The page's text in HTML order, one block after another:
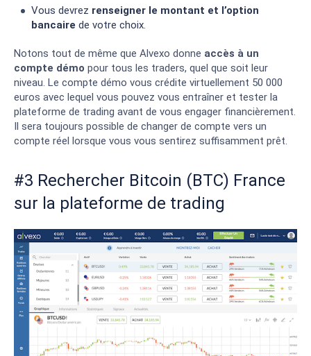
Vous devrez renseigner le montant et l’option
bancaire de votre choix.
Notons tout de même que Alvexo donne accès à un
compte démo pour tous les traders, quel que soit leur
niveau. Le compte démo vous crédite virtuellement 50 000
euros avec lequel vous pouvez vous entraîner et tester la
plateforme de trading avant de vous engager financièrement.
Il sera toujours possible de changer de compte vers un
compte réel lorsque vous vous sentirez suffisamment prêt.
#3 Rechercher Bitcoin (BTC) France
sur la plateforme de trading